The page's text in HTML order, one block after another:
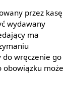
przez kasę
wydawany
ma
wręczenie go
obowiązku może